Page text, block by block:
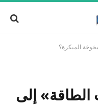
المبكرة؟
إلى